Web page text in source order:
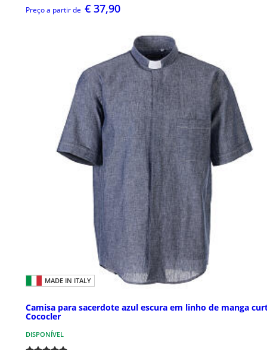
Preço a partir de € 37,90
MADE IN ITALY
Camisa para sacerdote azul escura em linho de manga
Cococler
DISPONÍVEL